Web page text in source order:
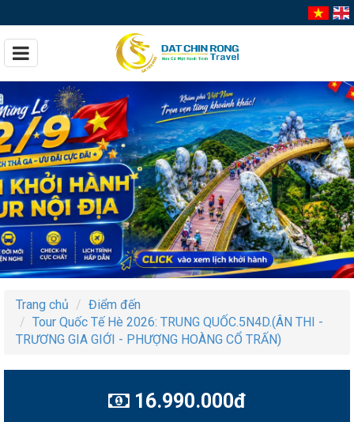
Trang chủ
Điểm đến
Tour Quốc Tế Hè 2026: TRUNG QUỐC.5N4D.(ÂN THI -
TRƯƠNG GIA GIỚI - PHƯỢNG HOÀNG CỔ TRẤN)
16.990.000đ